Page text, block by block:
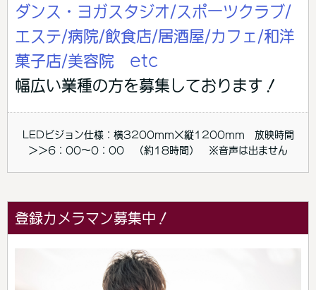
ダンス・ヨガスタジオ/スポーツクラブ/
エステ/病院/飲食店/居酒屋/カフェ/和洋
菓子店/美容院 etc
幅広い業種の方を募集しております！
LEDビジョン仕様：横3200mm×縦1200mm 放映時間
＞＞6：00～0：00 （約18時間） ※音声は出ません
登録カメラマン募集中！